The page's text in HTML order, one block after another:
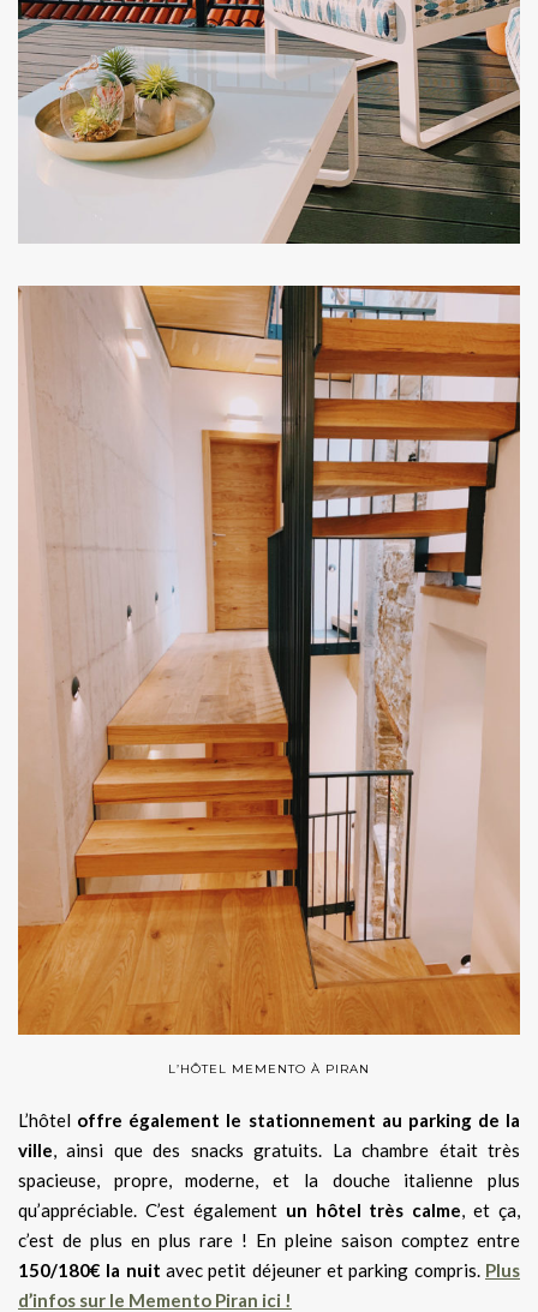
L’HÔTEL MEMENTO À PIRAN
L’hôtel offre également le stationnement au parking de la
ville, ainsi que des snacks gratuits. La chambre était très
spacieuse, propre, moderne, et la douche italienne plus
qu’appréciable. C’est également un hôtel très calme, et ça,
c’est de plus en plus rare ! En pleine saison comptez entre
150/180€ la nuit avec petit déjeuner et parking compris. Plus
d’infos sur le Memento Piran ici !